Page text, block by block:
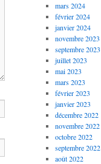
mars 2024
février 2024
janvier 2024
novembre 2023
septembre 2023
juillet 2023
mai 2023
mars 2023
février 2023
janvier 2023
décembre 2022
novembre 2022
octobre 2022
septembre 2022
août 2022